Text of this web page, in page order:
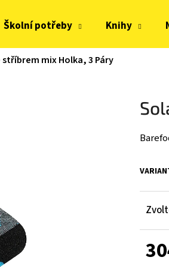
Školní potřeby Knihy
stříbrem mix Holka, 3 Páry
Co potřebujete najít?
HORIZON JUNIOR BAREFOOT 2604